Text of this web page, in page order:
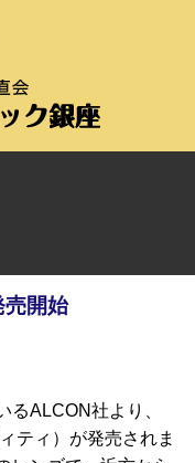
売開始
るALCON社より、
ティ）が発売されま